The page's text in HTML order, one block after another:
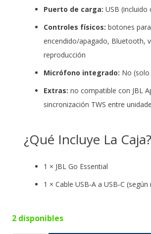
Puerto de carga: USB (incluido
Controles físicos: botones para
encendido/apagado, Bluetooth,
reproducción
Micrófono integrado: No
Extras: no compatible con JBL
sincronización TWS entre
¿Qué Incluye La Caja?
1 × JBL Go Essential
1 × Cable USB‑A a USB‑C
2 disponibles